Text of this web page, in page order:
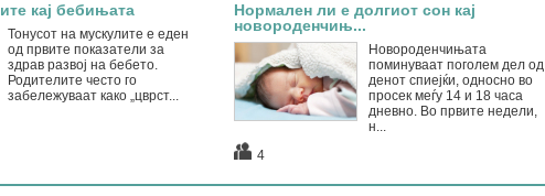
кај бебињата
Тонусот на мускулите е еден
од првите показатели за
здрав развој на бебето.
Родителите често го
забележуваат како „цврст...
Нормален ли е долгиот сон кај
новороденчињ...
Новороденчињата
поминуваат поголем дел од
денот спиејќи, односно во
просек меѓу 14 и 18 часа
дневно. Во првите недели,
н...
4